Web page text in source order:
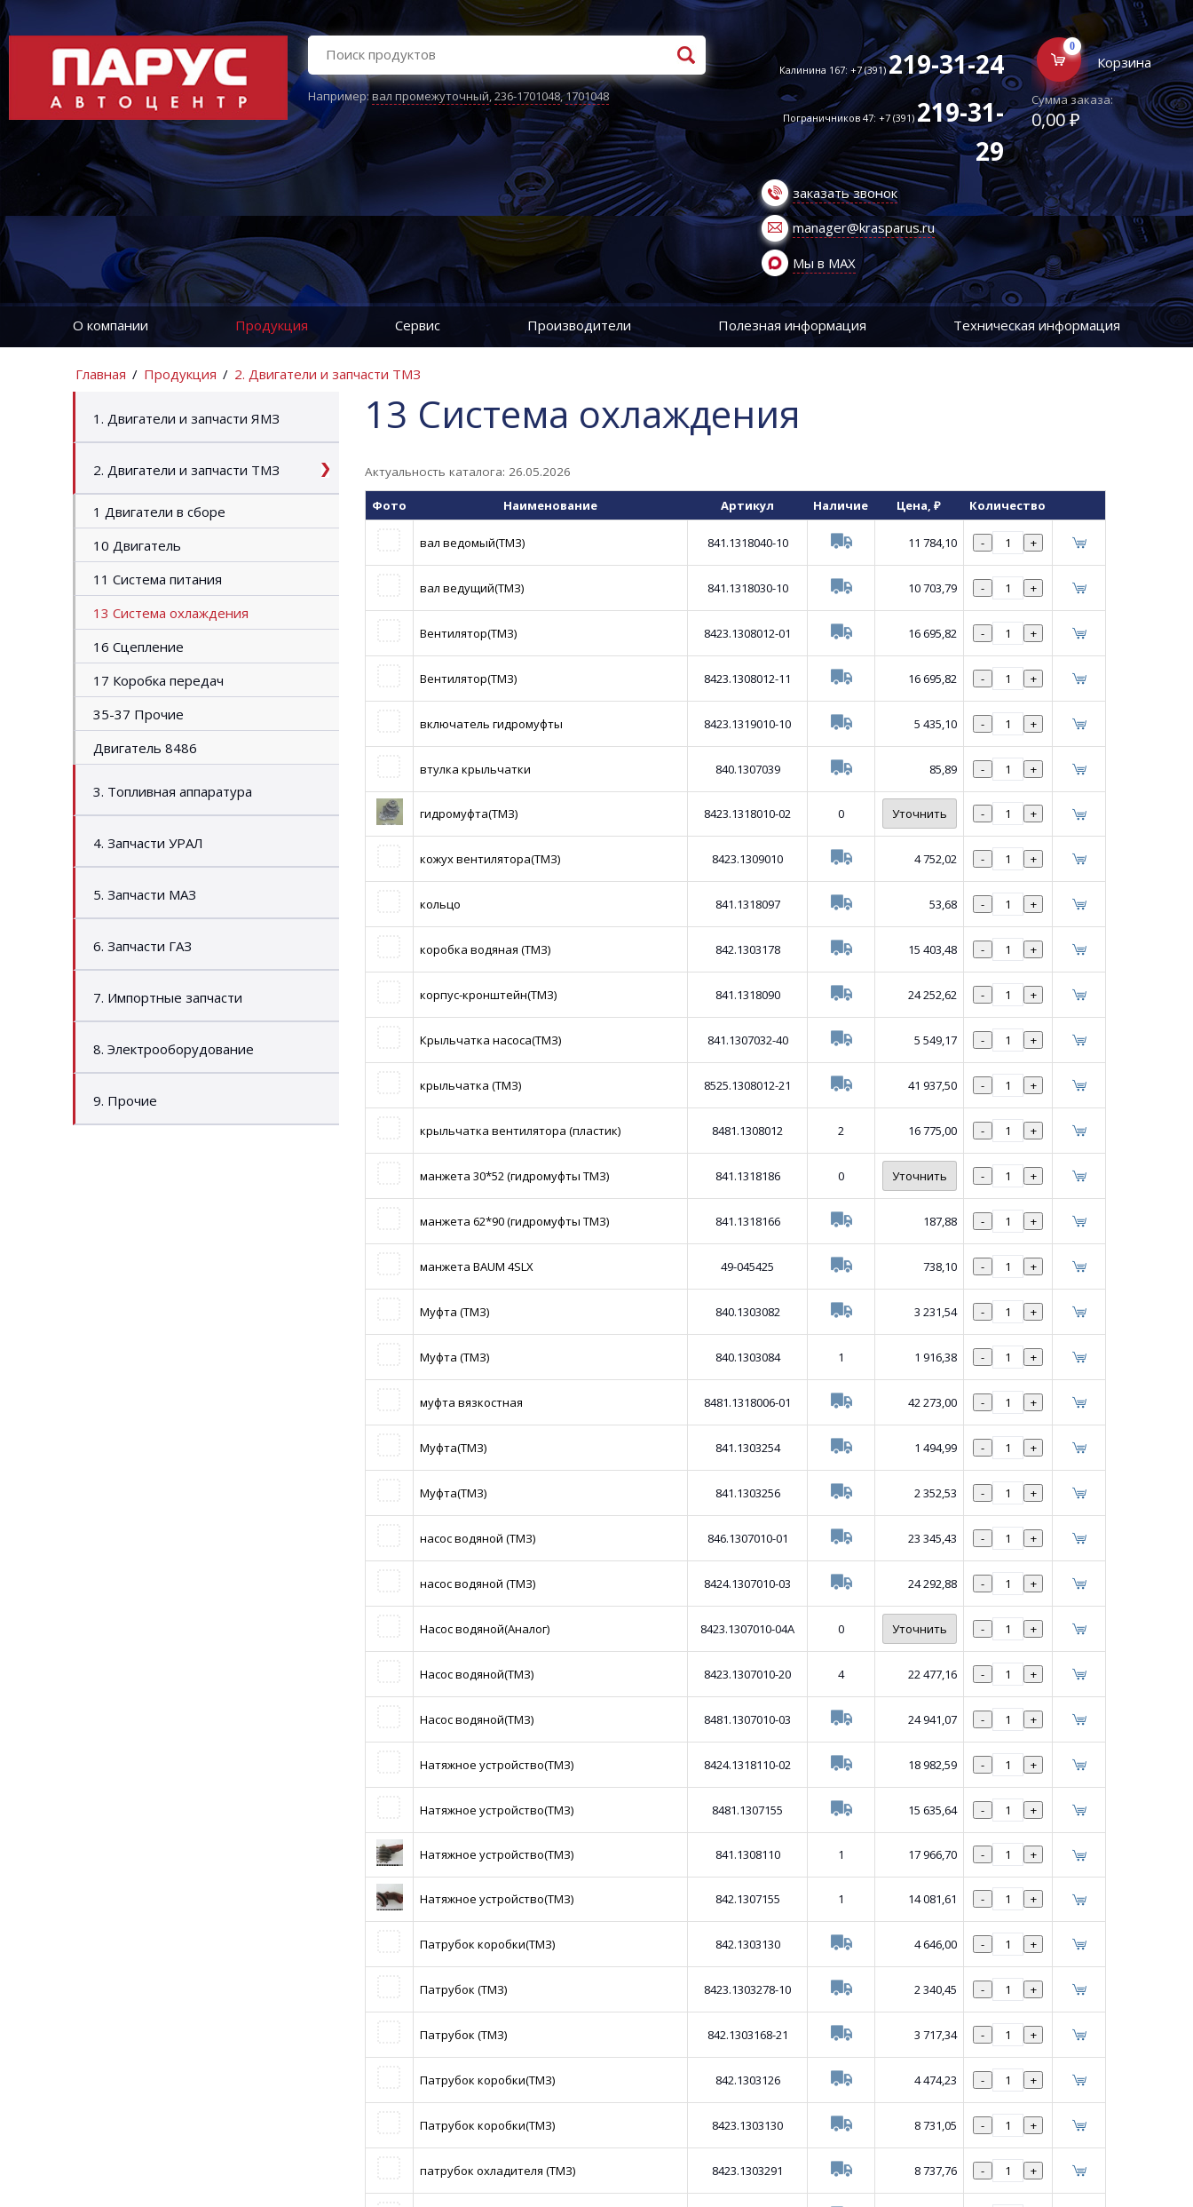
Например:вал промежуточный,236-1701048,1701048
Калинина 167: +7 (391)219-31-24
Пограничников 47: +7 (391)219-31-
29
заказать звонок
manager@krasparus.ru
Мы в MAX
0
Корзина
Сумма заказа:
0,00 ₽
О компании Продукция Сервис Производители Полезная информация Техническая информация
Главная / Продукция / 2. Двигатели и запчасти ТМЗ
1. Двигатели и запчасти ЯМЗ
2. Двигатели и запчасти ТМЗ
1 Двигатели в сборе
10 Двигатель
11 Система питания
13 Система охлаждения
16 Сцепление
17 Коробка передач
35-37 Прочие
Двигатель 8486
3. Топливная аппаратура
4. Запчасти УРАЛ
5. Запчасти МАЗ
6. Запчасти ГАЗ
7. Импортные запчасти
8. Электрооборудование
9. Прочие
13 Система охлаждения
Актуальность каталога: 26.05.2026
Фото Наименование Артикул Наличие Цена, ₽ Количество
вал ведомый(ТМЗ) 841.1318040-10 11 784,10 - +
вал ведущий(ТМЗ) 841.1318030-10 10 703,79 - +
Вентилятор(ТМЗ) 8423.1308012-01 16 695,82 - +
Вентилятор(ТМЗ) 8423.1308012-11 16 695,82 - +
включатель гидромуфты 8423.1319010-10 5 435,10 - +
втулка крыльчатки 840.1307039 85,89 - +
гидромуфта(ТМЗ) 8423.1318010-02 0 Уточнить - +
кожух вентилятора(ТМЗ) 8423.1309010 4 752,02 - +
кольцо 841.1318097 53,68 - +
коробка водяная (ТМЗ) 842.1303178 15 403,48 - +
корпус-кронштейн(ТМЗ) 841.1318090 24 252,62 - +
Крыльчатка насоса(ТМЗ) 841.1307032-40 5 549,17 - +
крыльчатка (ТМЗ) 8525.1308012-21 41 937,50 - +
крыльчатка вентилятора (пластик) 8481.1308012 2 16 775,00 - +
манжета 30*52 (гидромуфты ТМЗ) 841.1318186 0 Уточнить - +
манжета 62*90 (гидромуфты ТМЗ) 841.1318166 187,88 - +
манжета BAUM 4SLX 49-045425 738,10 - +
Муфта (ТМЗ) 840.1303082 3 231,54 - +
Муфта (ТМЗ) 840.1303084 1 1 916,38 - +
муфта вязкостная 8481.1318006-01 42 273,00 - +
Муфта(ТМЗ) 841.1303254 1 494,99 - +
Муфта(ТМЗ) 841.1303256 2 352,53 - +
насос водяной (ТМЗ) 846.1307010-01 23 345,43 - +
насос водяной (ТМЗ) 8424.1307010-03 24 292,88 - +
Насос водяной(Аналог) 8423.1307010-04А 0 Уточнить - +
Насос водяной(ТМЗ) 8423.1307010-20 4 22 477,16 - +
Насос водяной(ТМЗ) 8481.1307010-03 24 941,07 - +
Натяжное устройство(ТМЗ) 8424.1318110-02 18 982,59 - +
Натяжное устройство(ТМЗ) 8481.1307155 15 635,64 - +
Натяжное устройство(ТМЗ) 841.1308110 1 17 966,70 - +
Натяжное устройство(ТМЗ) 842.1307155 1 14 081,61 - +
Патрубок коробки(ТМЗ) 842.1303130 4 646,00 - +
Патрубок (ТМЗ) 8423.1303278-10 2 340,45 - +
Патрубок (ТМЗ) 842.1303168-21 3 717,34 - +
Патрубок коробки(ТМЗ) 842.1303126 4 474,23 - +
Патрубок коробки(ТМЗ) 8423.1303130 8 731,05 - +
патрубок охладителя (ТМЗ) 8423.1303291 8 737,76 - +